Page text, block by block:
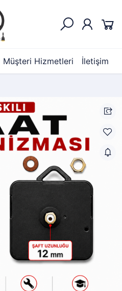
Müşteri Hizmetleri İletişim